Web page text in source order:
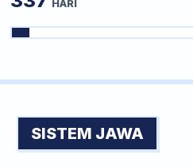
HARI
SISTEM JAWA